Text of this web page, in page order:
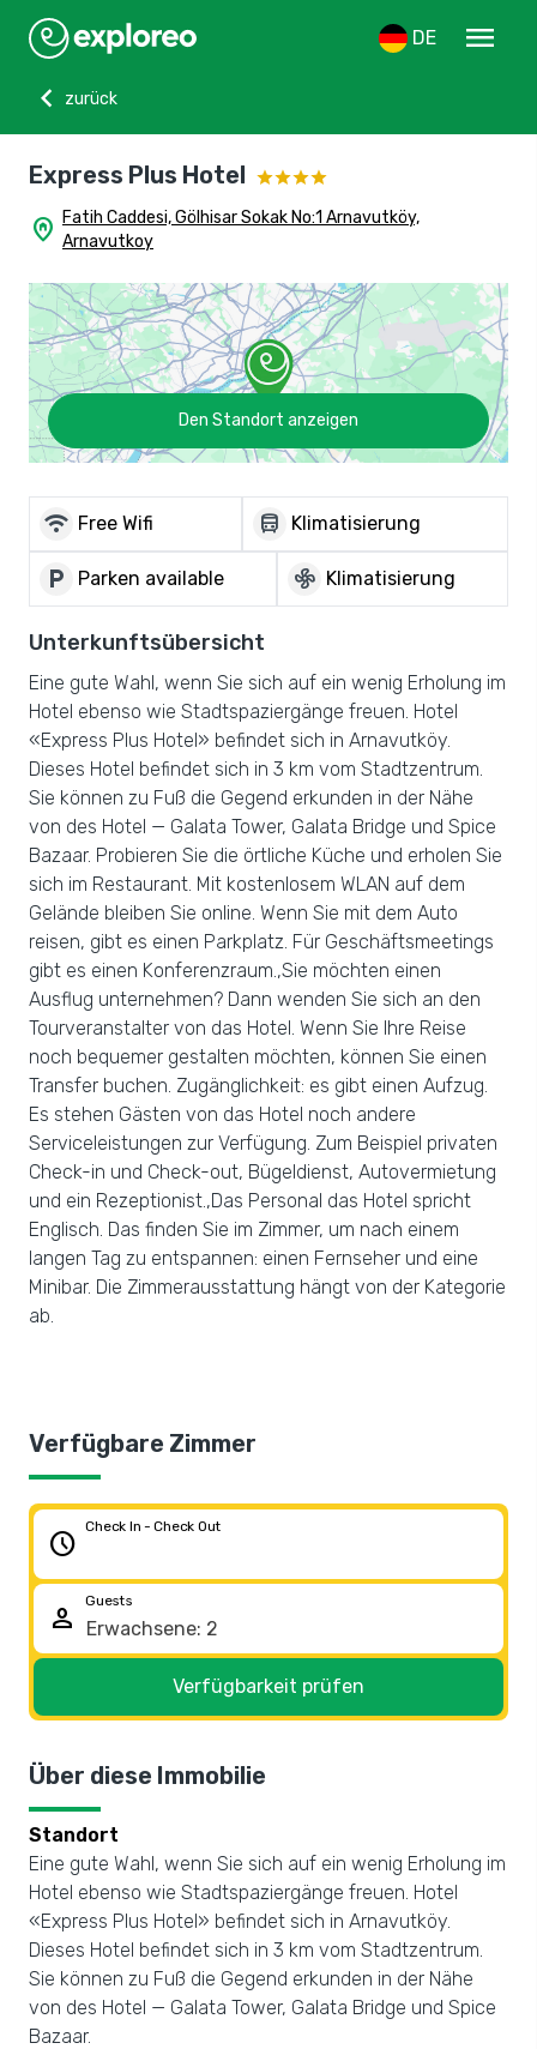
DE
menu
chevron_left
zurück
Express Plus Hotel
home_pin Fatih Caddesi, Gölhisar Sokak No:1 Arnavutköy,
Arnavutkoy
Den Standort anzeigen
wifi Free Wifi directions_bus Klimatisierung
local_parking Parken available mode_fan Klimatisierung
Unterkunftsübersicht
Eine gute Wahl, wenn Sie sich auf ein wenig Erholung im
Hotel ebenso wie Stadtspaziergänge freuen. Hotel
«Express Plus Hotel» befindet sich in Arnavutköy.
Dieses Hotel befindet sich in 3 km vom Stadtzentrum.
Sie können zu Fuß die Gegend erkunden in der Nähe
von des Hotel — Galata Tower, Galata Bridge und Spice
Bazaar. Probieren Sie die örtliche Küche und erholen Sie
sich im Restaurant. Mit kostenlosem WLAN auf dem
Gelände bleiben Sie online. Wenn Sie mit dem Auto
reisen, gibt es einen Parkplatz. Für Geschäftsmeetings
gibt es einen Konferenzraum.,Sie möchten einen
Ausflug unternehmen? Dann wenden Sie sich an den
Tourveranstalter von das Hotel. Wenn Sie Ihre Reise
noch bequemer gestalten möchten, können Sie einen
Transfer buchen. Zugänglichkeit: es gibt einen Aufzug.
Es stehen Gästen von das Hotel noch andere
Serviceleistungen zur Verfügung. Zum Beispiel privaten
Check-in und Check-out, Bügeldienst, Autovermietung
und ein Rezeptionist.,Das Personal das Hotel spricht
Englisch. Das finden Sie im Zimmer, um nach einem
langen Tag zu entspannen: einen Fernseher und eine
Minibar. Die Zimmerausstattung hängt von der Kategorie
ab.
Verfügbare Zimmer
schedule
Check In - Check Out
person
Guests
Verfügbarkeit prüfen
Über diese Immobilie
Standort
Eine gute Wahl, wenn Sie sich auf ein wenig Erholung im
Hotel ebenso wie Stadtspaziergänge freuen. Hotel
«Express Plus Hotel» befindet sich in Arnavutköy.
Dieses Hotel befindet sich in 3 km vom Stadtzentrum.
Sie können zu Fuß die Gegend erkunden in der Nähe
von des Hotel — Galata Tower, Galata Bridge und Spice
Bazaar.